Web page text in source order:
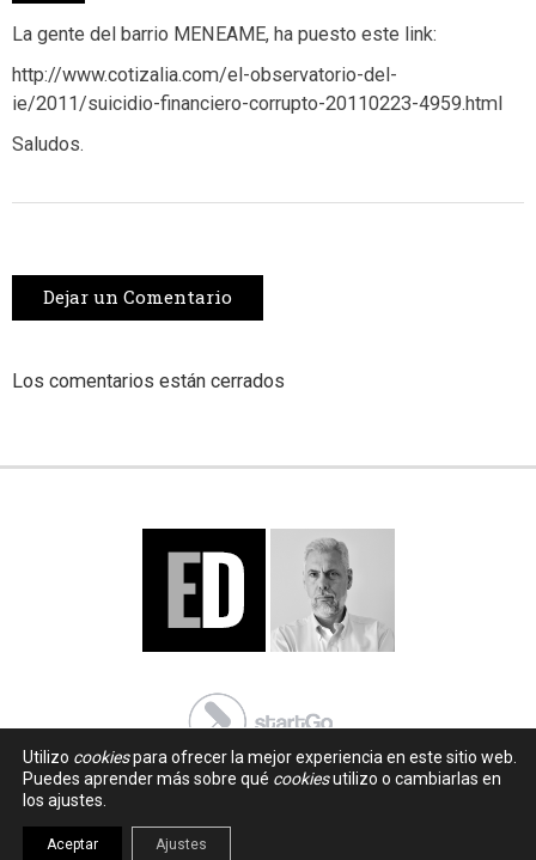
La gente del barrio MENEAME, ha puesto este link:
http://www.cotizalia.com/el-observatorio-del-
ie/2011/suicidio-financiero-corrupto-20110223-4959.html
Saludos.
Dejar un Comentario
Los comentarios están cerrados
Utilizo cookiespara ofrecer la mejor experiencia en este sitio web.
Puedes aprender más sobre qué cookiesutilizo o cambiarlas en
los ajustes.
Aceptar Ajustes